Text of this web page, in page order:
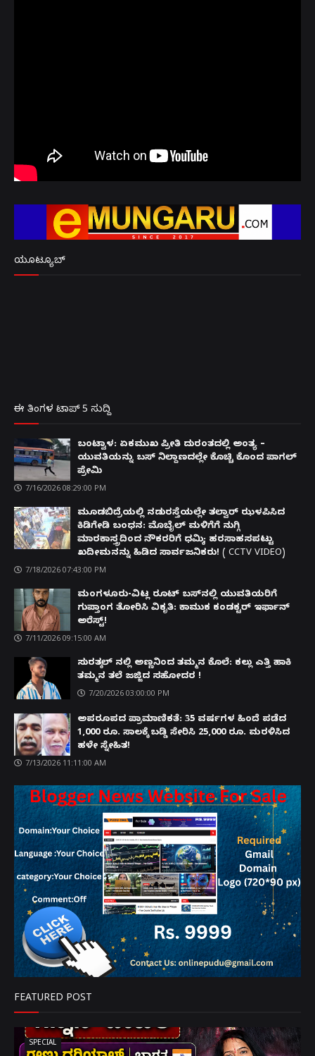
ಯೂಟ್ಯೂಬ್
ಈ ತಿಂಗಳ ಟಾಪ್ 5 ಸುದ್ದಿ
ಬಂಟ್ವಾಳ: ಏಕಮುಖ ಪ್ರೀತಿ ದುರಂತದಲ್ಲಿ ಅಂತ್ಯ –
ಯುವತಿಯನ್ನು ಬಸ್ ನಿಲ್ದಾಣದಲ್ಲೇ ಕೊಚ್ಚಿ ಕೊಂದ ಪಾಗಲ್
ಪ್ರೇಮಿ
7/16/2026 08:29:00 PM
ಮೂಡಬಿದ್ರೆಯಲ್ಲಿ ನಡುರಸ್ತೆಯಲ್ಲೇ ತಲ್ವಾರ್ ಝಳಪಿಸಿದ
ಕಿಡಿಗೇಡಿ ಬಂಧನ: ಮೊಬೈಲ್ ಮಳಿಗೆಗೆ ನುಗ್ಗಿ
ಮಾರಕಾಸ್ತ್ರದಿಂದ ನೌಕರರಿಗೆ ಧಮ್ಕಿ; ಹರಸಾಹಸಪಟ್ಟು
ಖದೀಮನನ್ನು ಹಿಡಿದ ಸಾರ್ವಜನಿಕರು! ( CCTV VIDEO)
7/18/2026 07:43:00 PM
ಮಂಗಳೂರು-ವಿಟ್ಲ ರೂಟ್ ಬಸ್‌ನಲ್ಲಿ ಯುವತಿಯರಿಗೆ
ಗುಪ್ತಾಂಗ ತೋರಿಸಿ ವಿಕೃತಿ: ಕಾಮುಕ ಕಂಡಕ್ಟರ್ ಇರ್ಫಾನ್
ಅರೆಸ್ಟ್!
7/11/2026 09:15:00 AM
ಸುರತ್ಕಲ್ ನಲ್ಲಿ ಅಣ್ಣನಿಂದ ತಮ್ಮನ ಕೊಲೆ: ಕಲ್ಲು ಎತ್ತಿ ಹಾಕಿ
ತಮ್ಮನ ತಲೆ ಜಜ್ಜಿದ ಸಹೋದರ !
7/20/2026 03:00:00 PM
ಅಪರೂಪದ ಪ್ರಾಮಾಣಿಕತೆ: 35 ವರ್ಷಗಳ ಹಿಂದೆ ಪಡೆದ
1,000 ರೂ. ಸಾಲಕ್ಕೆ ಬಡ್ಡಿ ಸೇರಿಸಿ 25,000 ರೂ. ಮರಳಿಸಿದ
ಹಳೇ ಸ್ನೇಹಿತ!
7/13/2026 11:11:00 AM
FEATURED POST
SPECIAL